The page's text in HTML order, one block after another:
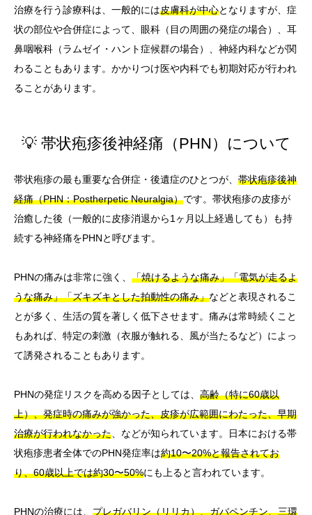
治療を行う診療科は、一般的には皮膚科が中心となりますが、症
状の部位や合併症によって、眼科（目の周囲の発症の場合）、耳
鼻咽喉科（ラムゼイ・ハント症候群の場合）、神経内科などが関
わることもあります。かかりつけ医や内科でも初期対応が行われ
ることがあります。
💡 帯状疱疹後神経痛（PHN）について
帯状疱疹の最も重要な合併症・後遺症のひとつが、 帯状疱疹後神
経痛（PHN：Postherpetic Neuralgia）です。帯状疱疹の皮疹が
治癒した後（一般的に皮疹消退から1ヶ月以上経過しても）も持
続する神経痛をPHNと呼びます。
PHNの痛みは非常に強く、 「焼けるような痛み」「電気が走るよ
うな痛み」「ズキズキとした拍動性の痛み」などと表現されるこ
とが多く、生活の質を著しく低下させます。痛みは常時続くこと
もあれば、特定の刺激（衣服が触れる、風が当たるなど）によっ
て誘発されることもあります。
PHNの発症リスクを高める因子としては、 高齢（特に60歳以
上）、発症時の痛みが強かった、皮疹が広範囲にわたった、早期
治療が行われなかった 、などが知られています。日本における帯
状疱疹患者全体でのPHN発症率は約10〜20%と報告されてお
り、60歳以上では約30〜50%にも上ると言われています。
PHNの治療には、 プレガバリン（リリカ）、ガバペンチン、三環